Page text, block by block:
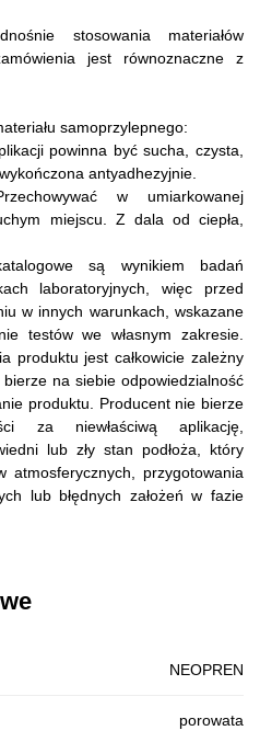
stosowania materiałów
jest równoznaczne z
samoprzylepnego:
powinna być sucha, czysta,
antyadhezyjnie.
w umiarkowanej
miejscu. Z dala od ciepła,
są wynikiem badań
laboratoryjnych, więc przed
w innych warunkach, wskazane
testów we własnym zakresie.
produktu jest całkowicie zależny
na siebie odpowiedzialność
produktu. Producent nie bierze
za niewłaściwą aplikację,
lub zły stan podłoża, który
atmosferycznych, przygotowania
lub błędnych założeń w fazie
NEOPREN
porowata